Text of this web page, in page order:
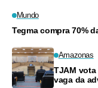
Mundo
Tegma compra 70%
Amazonas
TJAM
vaga da